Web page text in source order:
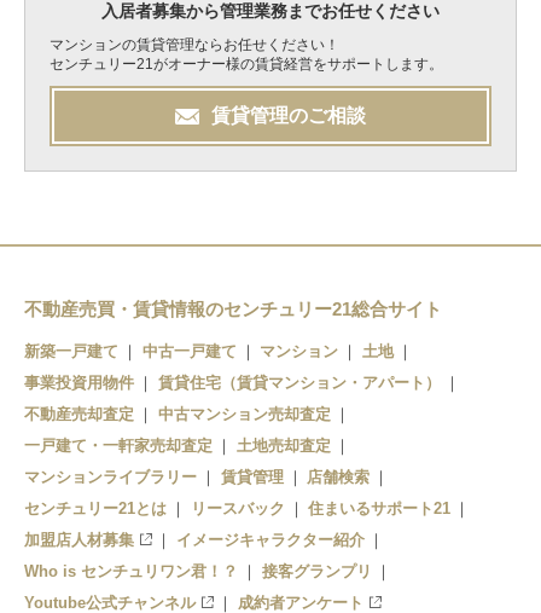
入居者募集から管理業務までお任せください
マンションの賃貸管理ならお任せください！
センチュリー21がオーナー様の賃貸経営をサポートします。
賃貸管理のご相談
不動産売買・賃貸情報のセンチュリー21総合サイト
新築一戸建て 中古一戸建て マンション
土地
事業投資用物件
賃貸住宅（賃貸マンション・アパート）
不動産売却査定
中古マンション売却査定
一戸建て・一軒家売却査定
土地売却査定
マンションライブラリー
賃貸管理
店舗検索
センチュリー21とは
リースバック
住まいるサポート21
加盟店人材募集
イメージキャラクター紹介
Who is センチュリワン君！？
接客グランプリ
Youtube公式チャンネル
成約者アンケート